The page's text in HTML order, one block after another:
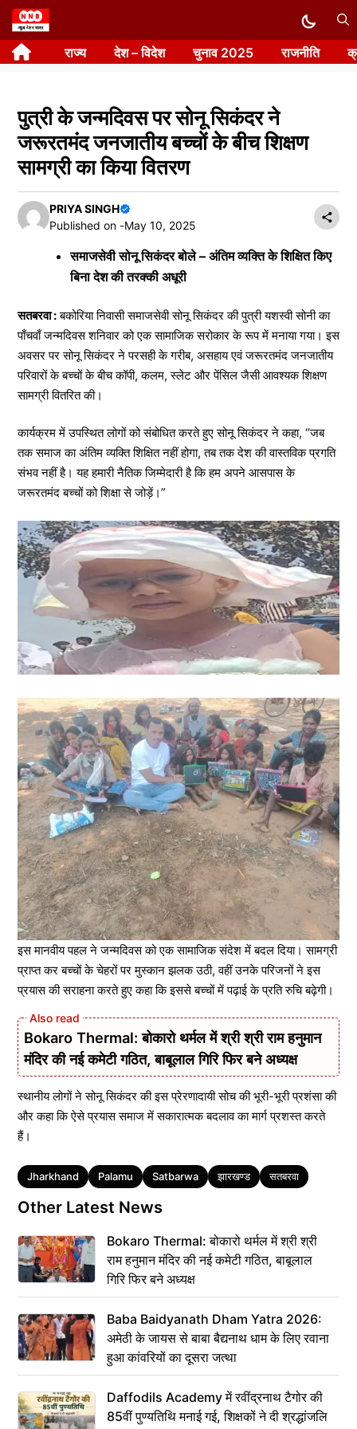
Skip
to
content राज्य देश – विदेश चुनाव 2025 राजनीति
पुत्री के जन्मदिवस पर सोनू सिकंदर ने
जरूरतमंद जनजातीय बच्चों के बीच शिक्षण
सामग्री का किया वितरण
PRIYA SINGH
Published on -May 10, 2025
समाजसेवी सोनू सिकंदर बोले – अंतिम व्यक्ति के शिक्षित किए
बिना देश की तरक्की अधूरी
सतबरवा :बकोरिया निवासी समाजसेवी सोनू सिकंदर की पुत्री यशस्वी सोनी का
पाँचवाँ जन्मदिवस शनिवार को एक सामाजिक सरोकार के रूप में मनाया गया। इस
अवसर पर सोनू सिकंदर ने परसही के गरीब, असहाय एवं जरूरतमंद जनजातीय
परिवारों के बच्चों के बीच कॉपी, कलम, स्लेट और पेंसिल जैसी आवश्यक शिक्षण
सामग्री वितरित की।
कार्यक्रम में उपस्थित लोगों को संबोधित करते हुए सोनू सिकंदर ने कहा, “जब
तक समाज का अंतिम व्यक्ति शिक्षित नहीं होगा, तब तक देश की वास्तविक प्रगति
संभव नहीं है। यह हमारी नैतिक जिम्मेदारी है कि हम अपने आसपास के
जरूरतमंद बच्चों को शिक्षा से जोड़ें।”
इस मानवीय पहल ने जन्मदिवस को एक सामाजिक संदेश में बदल दिया। सामग्री
प्राप्त कर बच्चों के चेहरों पर मुस्कान झलक उठी, वहीं उनके परिजनों ने इस
प्रयास की सराहना करते हुए कहा कि इससे बच्चों में पढ़ाई के प्रति रुचि बढ़ेगी।
Bokaro Thermal: बोकारो थर्मल में श्री श्री राम हनुमान
मंदिर की नई कमेटी गठित, बाबूलाल गिरि फिर बने अध्यक्ष
स्थानीय लोगों ने सोनू सिकंदर की इस प्रेरणादायी सोच की भूरी-भूरी प्रशंसा की
और कहा कि ऐसे प्रयास समाज में सकारात्मक बदलाव का मार्ग प्रशस्त करते
हैं।
Tags
Jharkhand Palamu Satbarwa झारखण्ड सतबरवा
Other Latest News
Bokaro Thermal: बोकारो थर्मल में श्री श्री
राम हनुमान मंदिर की नई कमेटी गठित, बाबूलाल
गिरि फिर बने अध्यक्ष
Baba Baidyanath Dham Yatra 2026:
अमेठी के जायस से बाबा बैद्यनाथ धाम के लिए रवाना
हुआ कांवरियों का दूसरा जत्था
Daffodils Academy में रवींद्रनाथ टैगोर की
85वीं पुण्यतिथि मनाई गई, शिक्षकों ने दी श्रद्धांजलि